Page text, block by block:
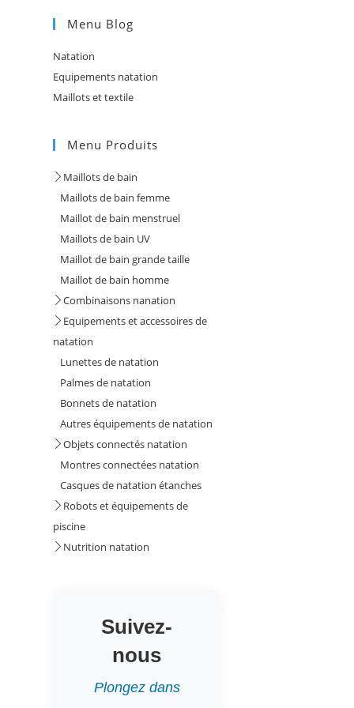
Menu Blog
Natation
Equipements natation
Maillots et textile
Menu Produits
Maillots de bain
Maillots de bain femme
Maillot de bain menstruel
Maillots de bain UV
Maillot de bain grande taille
Maillot de bain homme
Combinaisons nanation
Equipements et accessoires de
natation
Lunettes de natation
Palmes de natation
Bonnets de natation
Autres équipements de natation
Objets connectés natation
Montres connectées natation
Casques de natation étanches
Robots et équipements de
piscine
Nutrition natation
Suivez-
nous
Plongez dans